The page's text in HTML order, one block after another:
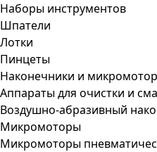
Наборы инструментов
Шпатели
Лотки
Пинцеты
Наконечники и
Аппараты для очистки и
Воздушно-абразивный
Микромоторы
Микромоторы